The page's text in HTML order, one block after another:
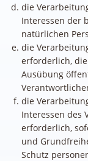
die
Interessen der
natürlichen
die
erforderlich,
Ausübung
die
Interessen des
erforderlich,
und
Schutz